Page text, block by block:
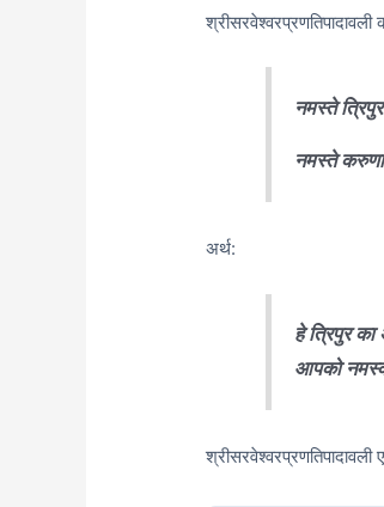
नमस्ते
नमस्ते
अर्थ:
हे त्रिपुर
आपको